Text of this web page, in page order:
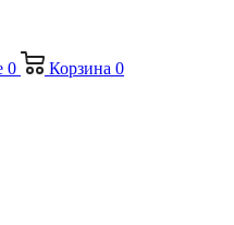
0 Корзина 0